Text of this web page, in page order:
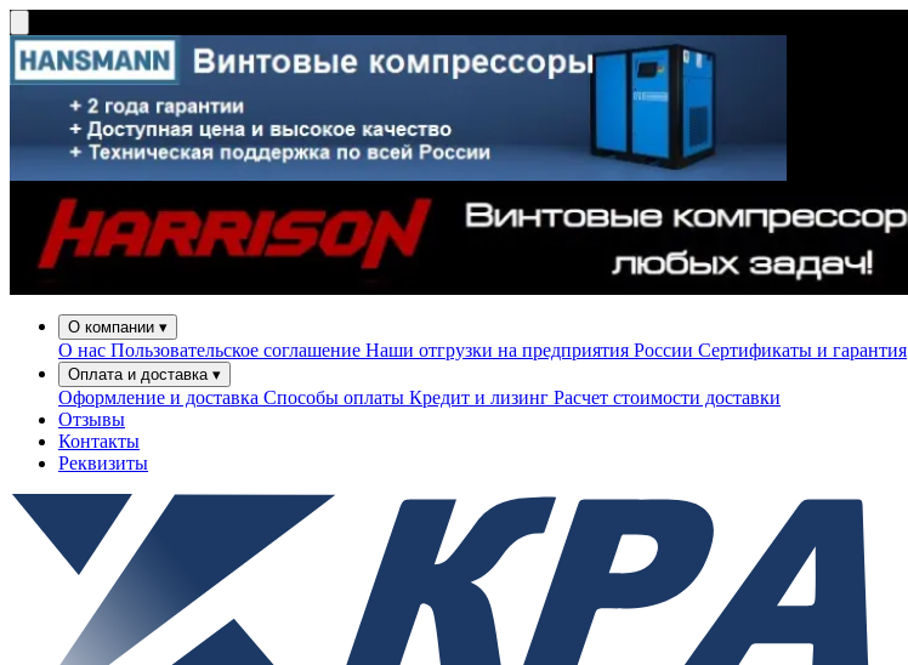
О компании ▾
О нас Пользовательское соглашение Наши отгрузки на предприятия России Сертификаты и гарантия
Оплата и доставка ▾
Оформление и доставка Способы оплаты Кредит и лизинг Расчет стоимости доставки
Отзывы
Контакты
Реквизиты